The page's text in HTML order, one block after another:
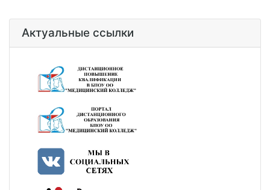
Актуальные ссылки